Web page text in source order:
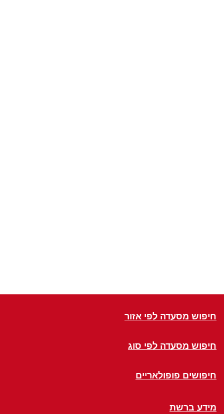
חיפוש מסעדה לפי אזור
חיפוש מסעדה לפי סוג
חיפושים פופולאריים
מידע ברשת